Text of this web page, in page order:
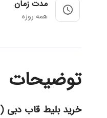
مدت زمان
همه روزه
توضیحات
خرید بلیط قاب دبی (Dubai Frame) از تورلیدر